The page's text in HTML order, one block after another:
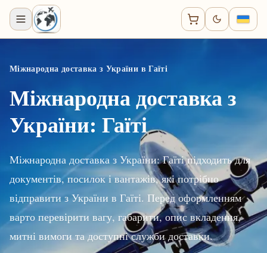
Міжнародна доставка з України в Гаїті
Міжнародна доставка з
України: Гаїті
Міжнародна доставка з України: Гаїті підходить для
документів, посилок і вантажів, які потрібно
відправити з України в Гаїті. Перед оформленням
варто перевірити вагу, габарити, опис вкладення,
митні вимоги та доступні служби доставки.